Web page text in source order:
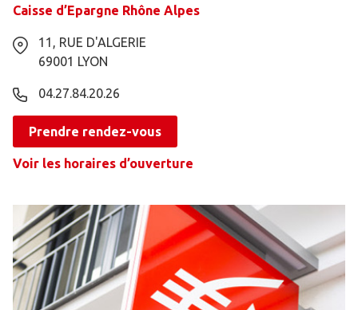
Caisse d’Epargne Rhône Alpes
11, RUE D'ALGERIE
69001 LYON
04.27.84.20.26
Prendre rendez-vous
Voir les horaires d’ouverture